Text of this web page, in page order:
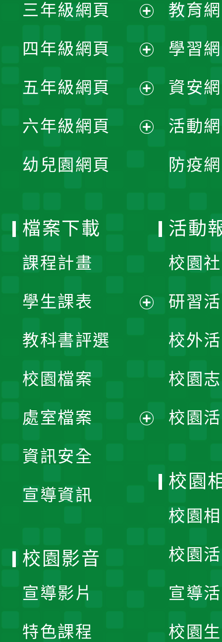
選
單
開
選
單
三年級網頁
開
選
單
四年級網頁
開
選
五年級網頁
開
六年級網頁
幼兒園網頁
教育
學習
資安
活動
防疫
檔案下載
課程計畫
學生課表
單
教科書評選
校園檔案
處室檔案
資訊安全
宣導資訊
活動
校園
研習
校外
校園
校園
校園
校園
校園
宣導
校園
校園影音
宣導影片
特色課程